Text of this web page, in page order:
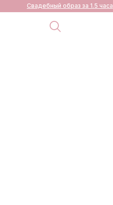
Свадебный образ за 1.5 часа